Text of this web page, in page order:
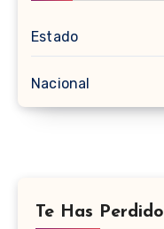
Estado
Nacional
Te Has Perdido